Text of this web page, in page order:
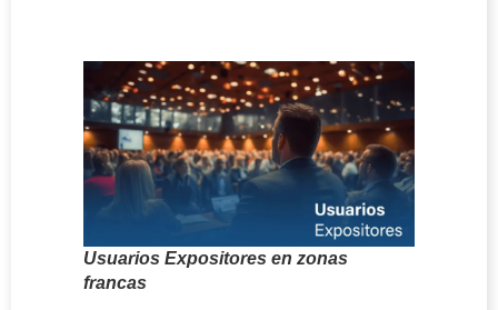
Usuarios Expositores en zonas
francas